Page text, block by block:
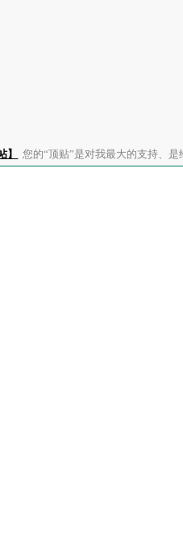
】 您的“顶贴”是对我最大的支持、